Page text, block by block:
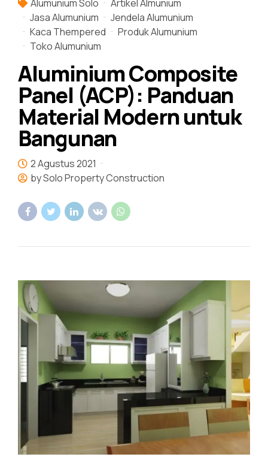
Alumunium Solo
Artikel Almunium
Jasa Alumunium
Jendela Alumunium
Kaca Thempered
Produk Alumunium
Toko Alumunium
Aluminium Composite
Panel (ACP): Panduan
Material Modern untuk
Bangunan
2 Agustus 2021
by Solo Property Construction